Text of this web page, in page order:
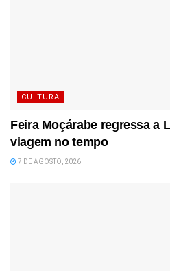
CULTURA
Feira Moçárabe regressa a
viagem no tempo
7 DE AGOSTO, 2026